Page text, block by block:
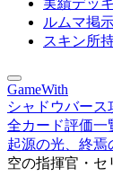
実績デッキ
ルムマ掲
スキン所
GameWith
シャドウバース
全カード評価一
起源の光、終焉
空の指揮官・セ